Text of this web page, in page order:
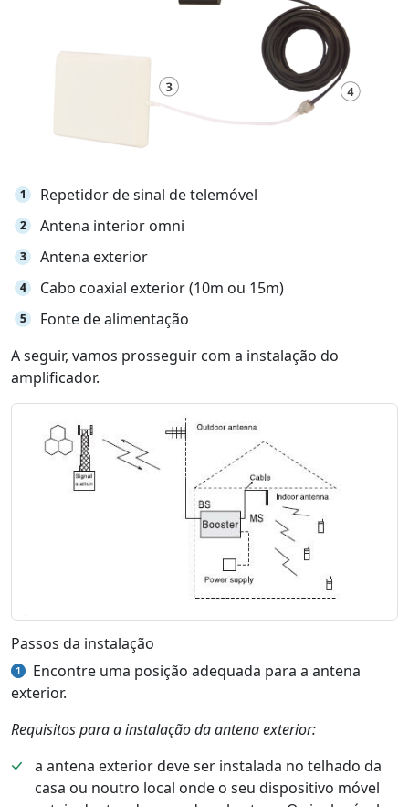
Repetidor de sinal de telemóvel
Antena interior omni
Antena exterior
Cabo coaxial exterior (10m ou 15m)
Fonte de alimentação
A seguir, vamos prosseguir com a instalação do
amplificador.
Passos da instalação
Encontre uma posição adequada para a antena
exterior.
Requisitos para a instalação da antena exterior:
a antena exterior deve ser instalada no telhado da
casa ou noutro local onde o seu dispositivo móvel